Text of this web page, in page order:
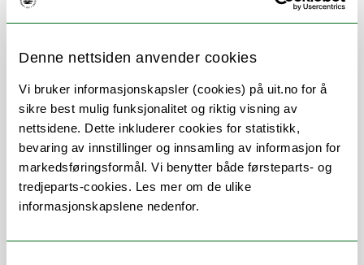
Denne nettsiden anvender cookies
Vi bruker informasjonskapsler (cookies) på uit.no for å
sikre best mulig funksjonalitet og riktig visning av
nettsidene. Dette inkluderer cookies for statistikk,
bevaring av innstillinger og innsamling av informasjon for
markedsføringsformål. Vi benytter både førsteparts- og
tredjeparts-cookies. Les mer om de ulike
informasjonskapslene nedenfor.
Stillingsbeskrivelse
Arbeidsoppgaver omfatter blant annet:
Koordinering av eksamen